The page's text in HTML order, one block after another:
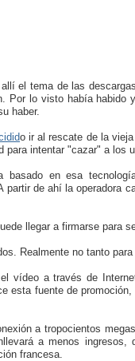
el tema de las
Por lo visto había
haber.
o ir al rescate de la
intentar "cazar" a los
basado en esa
de ahí la operadora
llegar a firmarse para
Realmente no tanto para
vídeo a través de
esta fuente de
a tropocientos
a menos
francesa.